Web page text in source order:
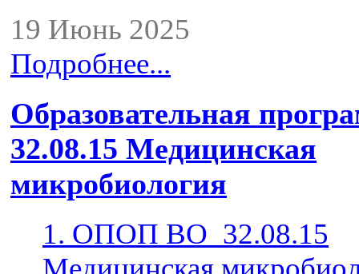
19 Июнь 2025
Подробнее...
Образовательная
32.08.15 Медицинская
микробиология
1. ОПОП ВО_32.08.15